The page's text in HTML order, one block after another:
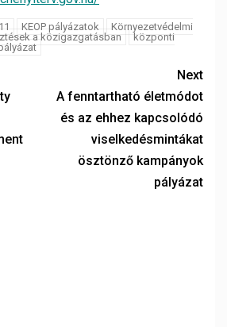
KEOP pályázatok
Környezetvédelmi
a közigazgatásban
központi
Next
A fenntartható életmódot
és az ehhez kapcsolódó
viselkedésmintákat
ösztönző kampányok
pályázat